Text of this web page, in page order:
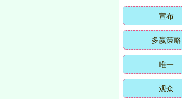
宣布
多赢策略
唯一
观众